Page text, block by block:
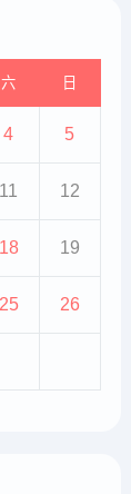
六 日
4 5
11 12
18 19
25 26